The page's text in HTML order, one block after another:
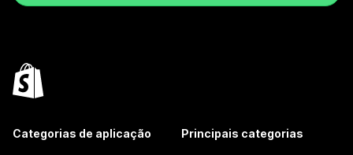
Categorias de aplicação Principais categorias